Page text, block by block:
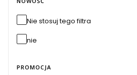
Nie stosuj tego filtra
nie
PROMOCJA